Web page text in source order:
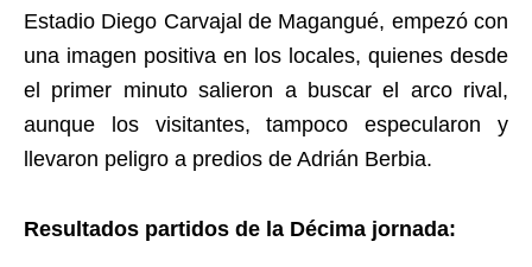
Estadio Diego Carvajal de Magangué, empezó con
una imagen positiva en los locales, quienes desde
el primer minuto salieron a buscar el arco rival,
aunque los visitantes, tampoco especularon y
llevaron peligro a predios de Adrián Berbia.
Resultados partidos de la Décima jornada: